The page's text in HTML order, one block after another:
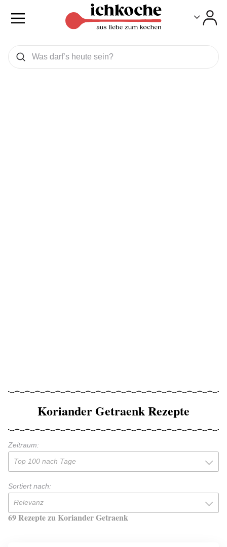
Was wollen Sie suchen
Suchen
Koriander Getraenk Rezepte
Zeitraum:
Top 100 nach Tage
Sortiert nach:
Relevanz
69 Rezepte zu Koriander Getraenk